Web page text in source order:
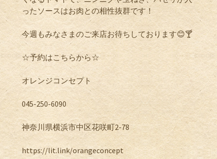
ったソースはお肉との相性抜群です！
今週もみなさまのご来店お待ちしております😊🍸
☆予約はこちらから☆
オレンジコンセプト
045-250-6090
神奈川県横浜市中区花咲町2-78
https://lit.link/orangeconcept